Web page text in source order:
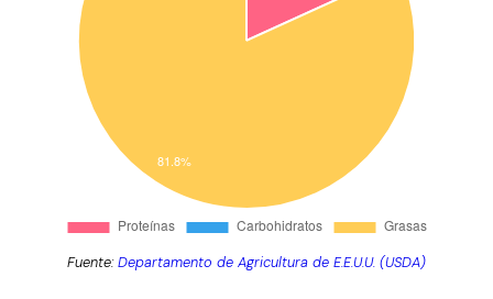
Fuente:Departamento de Agricultura de E.E.U.U. (USDA)